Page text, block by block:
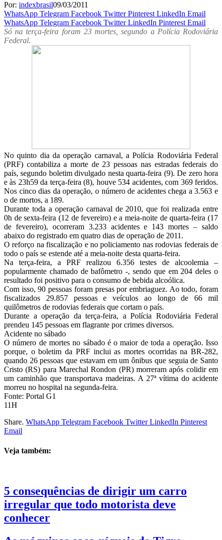
Por: indexbrasil09/03/2011
WhatsApp Telegram Facebook Twitter Pinterest LinkedIn Email
WhatsApp Telegram Facebook Twitter LinkedIn Pinterest Email
Só na terça-feira foram 23 mortes, segundo a Polícia Rodoviária
Federal.
No quinto dia da operação carnaval, a Polícia Rodoviária Federal
(PRF) contabiliza a morte de 23 pessoas nas estradas federais do
país, segundo boletim divulgado nesta quarta-feira (9). De zero hora
e às 23h59 da terça-feira (8), houve 534 acidentes, com 369 feridos.
Nos cinco dias da operação, o número de acidentes chega a 3.563 e
o de mortos, a 189.
Durante toda a operação carnaval de 2010, que foi realizada entre
0h de sexta-feira (12 de fevereiro) e a meia-noite de quarta-feira (17
de fevereiro), ocorreram 3.233 acidentes e 143 mortes – saldo
abaixo do registrado em quatro dias de operação de 2011.
O reforço na fiscalização e no policiamento nas rodovias federais de
todo o país se estende até a meia-noite desta quarta-feira.
Na terça-feira, a PRF realizou 6.356 testes de alcoolemia –
popularmente chamado de bafômetro -, sendo que em 204 deles o
resultado foi positivo para o consumo de bebida alcoólica.
Com isso, 90 pessoas foram presas por embriaguez. Ao todo, foram
fiscalizados 29.857 pessoas e veículos ao longo de 66 mil
quilômetros de rodovias federais que cortam o país.
Durante a operação da terça-feira, a Polícia Rodoviária Federal
prendeu 145 pessoas em flagrante por crimes diversos.
Acidente no sábado
O número de mortes no sábado é o maior de toda a operação. Isso
porque, o boletim da PRF inclui as mortes ocorridas na BR-282,
quando 26 pessoas que estavam em um ônibus que seguia de Santo
Cristo (RS) para Marechal Rondon (PR) morreram após colidir em
um caminhão que transportava madeiras. A 27ª vítima do acidente
morreu no hospital na segunda-feira.
Fonte: Portal G1
11H
Share. WhatsApp Telegram Facebook Twitter LinkedIn Pinterest
Email
Veja também:
5 consequências de dirigir um carro
irregular que todo motorista deve
conhecer